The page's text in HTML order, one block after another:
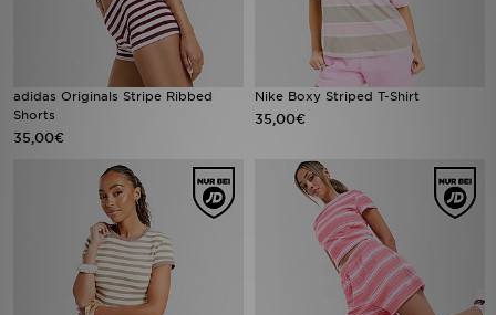
adidas Originals Stripe Ribbed
Shorts
35,00€
Nike Boxy Striped T-Shirt
35,00€